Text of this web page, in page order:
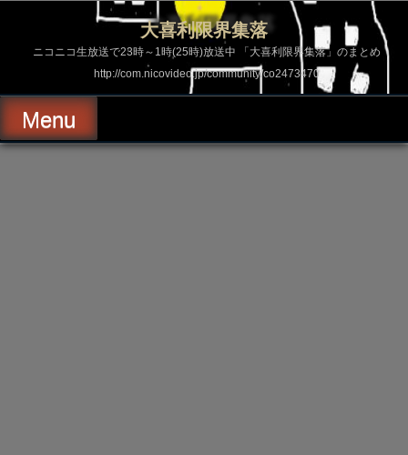
ス
ッ
プ
大喜利限界集落
ニコニコ生放送で23時～1時(25時)放送中 「大喜利限界集落」のまとめ
http://com.nicovideo.jp/community/co2473470
Menu